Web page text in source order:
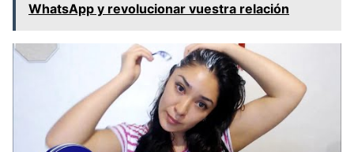
WhatsApp y revolucionar vuestra relación